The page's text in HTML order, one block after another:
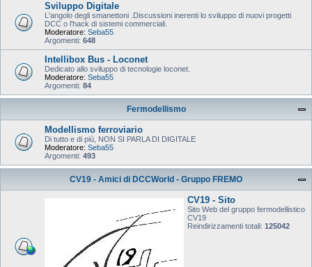
Sviluppo Digitale
L'angolo degli smanettoni .Discussioni inerenti lo sviluppo di nuovi progetti
DCC o l'hack di sistemi commerciali.
Moderatore: Seba55
Argomenti: 648
Intellibox Bus - Loconet
Dedicato allo sviluppo di tecnologie loconet.
Moderatore: Seba55
Argomenti: 84
Fermodellismo
Modellismo ferroviario
Di tutto e di più, NON SI PARLA DI DIGITALE
Moderatore: Seba55
Argomenti: 493
CV19 - Amici di DCCWorld - Gruppo FREMO
CV19 - Sito
Sito Web del gruppo fermodellistico
CV19
Reindirizzamenti totali: 125042